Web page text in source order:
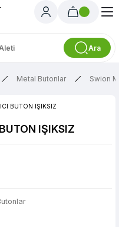
Ara
Metal Butonlar Swion
IŞIKSIZ